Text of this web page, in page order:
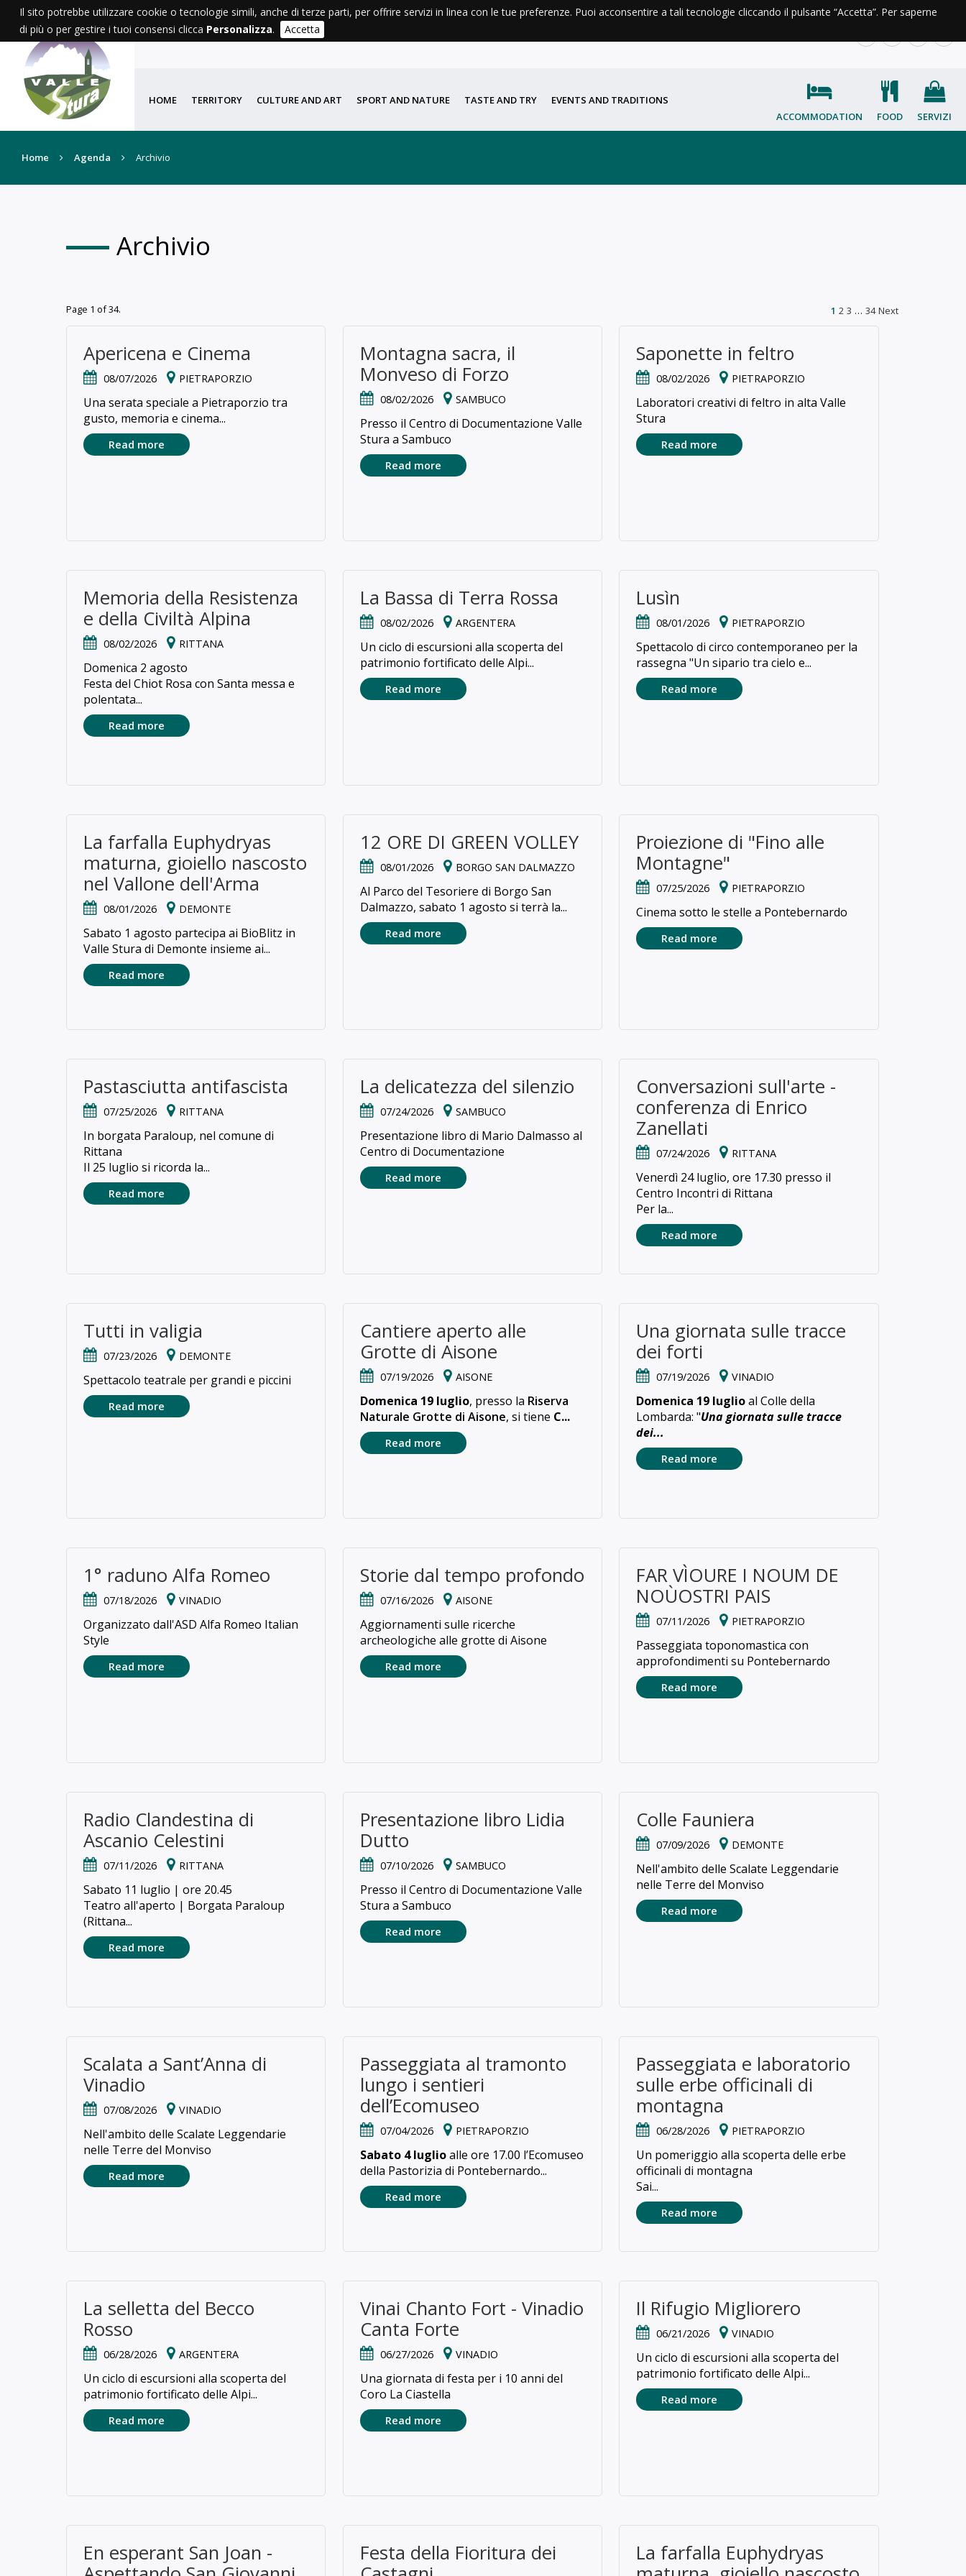
AGENDA WEATHER
HOME TERRITORY CULTURE AND ART SPORT AND NATURE TASTE AND TRY
EVENTS AND TRADITIONS
ACCOMMODATION
FOOD SERVIZI
Home Agenda Archivio
Archivio
Page 1 of 34. 1 2 3 … 34 Next
Apericena e Cinema
08/07/2026 PIETRAPORZIO
Una serata speciale a Pietraporzio tra
gusto, memoria e cinema...
Read more
Montagna sacra, il
Monveso di Forzo
08/02/2026 SAMBUCO
Presso il Centro di Documentazione Valle
Stura a Sambuco
Read more
Saponette in feltro
08/02/2026 PIETRAPORZIO
Laboratori creativi di feltro in alta Valle
Stura
Read more
Memoria della Resistenza
e della Civiltà Alpina
08/02/2026 RITTANA
Domenica 2 agosto
Festa del Chiot Rosa con Santa messa e
polentata...
Read more
La Bassa di Terra Rossa
08/02/2026 ARGENTERA
Un ciclo di escursioni alla scoperta del
patrimonio fortificato delle Alpi...
Read more
Lusìn
08/01/2026 PIETRAPORZIO
Spettacolo di circo contemporaneo per la
rassegna "Un sipario tra cielo e...
Read more
La farfalla Euphydryas
maturna, gioiello nascosto
nel Vallone dell'Arma
08/01/2026 DEMONTE
Sabato 1 agosto partecipa ai BioBlitz in
Valle Stura di Demonte insieme ai...
Read more
12 ORE DI GREEN VOLLEY
08/01/2026 BORGO SAN DALMAZZO
Al Parco del Tesoriere di Borgo San
Dalmazzo, sabato 1 agosto si terrà la...
Read more
Proiezione di "Fino alle
Montagne"
07/25/2026 PIETRAPORZIO
Cinema sotto le stelle a Pontebernardo
Read more
Pastasciutta antifascista
07/25/2026 RITTANA
In borgata Paraloup, nel comune di
Rittana
Il 25 luglio si ricorda la...
Read more
La delicatezza del silenzio
07/24/2026 SAMBUCO
Presentazione libro di Mario Dalmasso al
Centro di Documentazione
Read more
Conversazioni sull'arte -
conferenza di Enrico
Zanellati
07/24/2026 RITTANA
Venerdì 24 luglio, ore 17.30 presso il
Centro Incontri di Rittana
Per la...
Read more
Tutti in valigia
07/23/2026 DEMONTE
Spettacolo teatrale per grandi e piccini
Read more
Cantiere aperto alle
Grotte di Aisone
07/19/2026 AISONE
Domenica 19 luglio, presso la Riserva
Naturale Grotte di Aisone, si tiene C...
Read more
Una giornata sulle tracce
dei forti
07/19/2026 VINADIO
Domenica 19 luglioal Colle della
Lombarda: "Una giornata sulle tracce
dei...
Read more
1° raduno Alfa Romeo
07/18/2026 VINADIO
Organizzato dall'ASD Alfa Romeo Italian
Style
Read more
Storie dal tempo profondo
07/16/2026 AISONE
Aggiornamenti sulle ricerche
archeologiche alle grotte di Aisone
Read more
FAR VÌOURE I NOUM DE
NOÙOSTRI PAIS
07/11/2026 PIETRAPORZIO
Passeggiata toponomastica con
approfondimenti su Pontebernardo
Read more
Radio Clandestina di
Ascanio Celestini
07/11/2026 RITTANA
Sabato 11 luglio | ore 20.45
Teatro all'aperto | Borgata Paraloup
(Rittana...
Read more
Presentazione libro Lidia
Dutto
07/10/2026 SAMBUCO
Presso il Centro di Documentazione Valle
Stura a Sambuco
Read more
Colle Fauniera
07/09/2026 DEMONTE
Nell'ambito delle Scalate Leggendarie
nelle Terre del Monviso
Read more
Scalata a Sant’Anna di
Vinadio
07/08/2026 VINADIO
Nell'ambito delle Scalate Leggendarie
nelle Terre del Monviso
Read more
Passeggiata al tramonto
lungo i sentieri
dell’Ecomuseo
07/04/2026 PIETRAPORZIO
Sabato 4 luglioalle ore 17.00 l’Ecomuseo
della Pastorizia di Pontebernardo...
Read more
Passeggiata e laboratorio
sulle erbe officinali di
montagna
06/28/2026 PIETRAPORZIO
Un pomeriggio alla scoperta delle erbe
officinali di montagna
Sai...
Read more
La selletta del Becco
Rosso
06/28/2026 ARGENTERA
Un ciclo di escursioni alla scoperta del
patrimonio fortificato delle Alpi...
Read more
Vinai Chanto Fort - Vinadio
Canta Forte
06/27/2026 VINADIO
Una giornata di festa per i 10 anni del
Coro La Ciastella
Read more
Il Rifugio Migliorero
06/21/2026 VINADIO
Un ciclo di escursioni alla scoperta del
patrimonio fortificato delle Alpi...
Read more
En esperant San Joan -
Festa della Fioritura dei
La farfalla Euphydryas
Il sito potrebbe utilizzare cookie o tecnologie simili, anche di terze parti, per offrire servizi in linea con le tue preferenze. Puoi acconsentire a tali tecnologie cliccando il pulsante “Accetta”. Per saperne
di più o per gestire i tuoi consensi clicca Personalizza. Accetta